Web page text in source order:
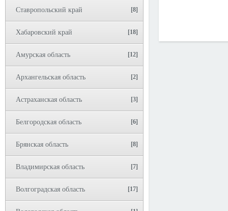
Ставропольский край [8]
Хабаровский край [18]
Амурская область [12]
Архангельская область [2]
Астраханская область [3]
Белгородская область [6]
Брянская область [8]
Владимирская область [7]
Волгоградская область [17]